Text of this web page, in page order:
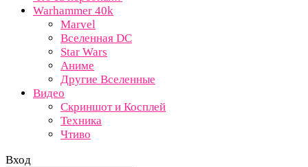
Warhammer 40k
Marvel
Вселенная DC
Star Wars
Аниме
Другие Вселенные
Видео
Скриншот и Косплей
Техника
Чтиво
Вход